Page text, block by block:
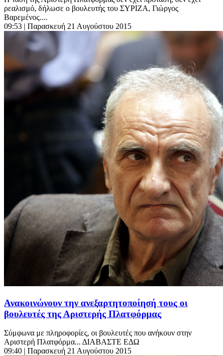
ρεαλισμό, δήλωσε ο βουλευτής του ΣΥΡΙΖΑ, Γιώργος
Βαρεμένος....
09:53 | Παρασκευή 21 Αυγούστου 2015
Ανακοινώνουν την ανεξαρτητοποίησή τους οι
βουλευτές της Αριστερής Πλατφόρμας
Σύμφωνα με πληροφορίες, οι βουλευτές που ανήκουν στην
Αριστερή Πλατφόρμα... ΔΙΑΒΑΣΤΕ ΕΔΩ
09:40 | Παρασκευή 21 Αυγούστου 2015